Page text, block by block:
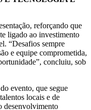
reforçando que
ligado ao investimento
“Desafios sempre
e equipe comprometida,
concluiu, sob
evento, que segue
locais e de
desenvolvimento